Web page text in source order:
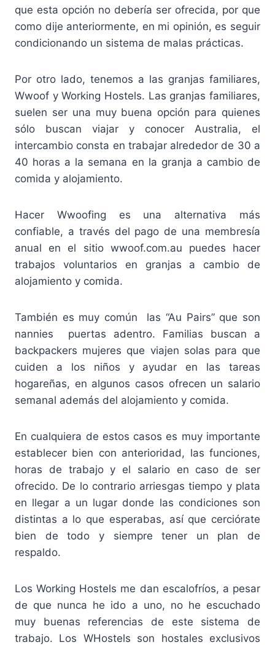
que esta opción no debería ser ofrecida, por que
como dije anteriormente, en mi opinión, es seguir
condicionando un sistema de malas prácticas.
Por otro lado, tenemos a las granjas familiares,
Wwoof y Working Hostels. Las granjas familiares,
suelen ser una muy buena opción para quienes
sólo buscan viajar y conocer Australia, el
intercambio consta en trabajar alrededor de 30 a
40 horas a la semana en la granja a cambio de
comida y alojamiento.
Hacer Wwoofing es una alternativa más
confiable, a través del pago de una membresía
anual en el sitio wwoof.com.au puedes hacer
trabajos voluntarios en granjas a cambio de
alojamiento y comida.
También es muy común las “Au Pairs” que son
nannies puertas adentro. Familias buscan a
backpackers mujeres que viajen solas para que
cuiden a los niños y ayudar en las tareas
hogareñas, en algunos casos ofrecen un salario
semanal además del alojamiento y comida.
En cualquiera de estos casos es muy importante
establecer bien con anterioridad, las funciones,
horas de trabajo y el salario en caso de ser
ofrecido. De lo contrario arriesgas tiempo y plata
en llegar a un lugar donde las condiciones son
distintas a lo que esperabas, así que cerciórate
bien de todo y siempre tener un plan de
respaldo.
Los Working Hostels me dan escalofríos, a pesar
de que nunca he ido a uno, no he escuchado
muy buenas referencias de este sistema de
trabajo. Los WHostels son hostales exclusivos